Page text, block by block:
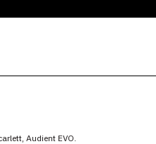
Audient EVO.